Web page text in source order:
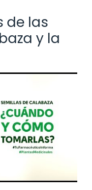
de las
y la